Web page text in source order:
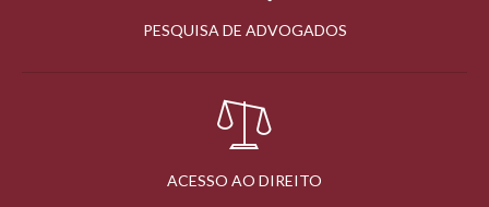
PESQUISA DE ADVOGADOS
ACESSO AO DIREITO